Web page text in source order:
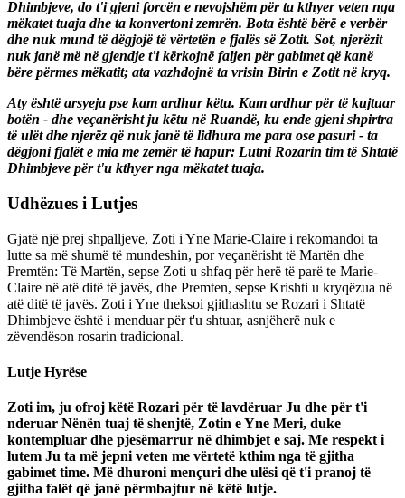
Dhimbjeve, do t'i gjeni forcën e nevojshëm për ta kthyer veten nga
mëkatet tuaja dhe ta konvertoni zemrën. Bota është bërë e verbër
dhe nuk mund të dëgjojë të vërtetën e fjalës së Zotit. Sot, njerëzit
nuk janë më në gjendje t'i kërkojnë faljen për gabimet që kanë
bëre përmes mëkatit; ata vazhdojnë ta vrisin Birin e Zotit në kryq.
Aty është arsyeja pse kam ardhur këtu. Kam ardhur për të kujtuar
botën - dhe veçanërisht ju këtu në Ruandë, ku ende gjeni shpirtra
të ulët dhe njerëz që nuk janë të lidhura me para ose pasuri - ta
dëgjoni fjalët e mia me zemër të hapur: Lutni Rozarin tim të Shtatë
Dhimbjeve për t'u kthyer nga mëkatet tuaja.
Udhëzues i Lutjes
Gjatë një prej shpalljeve, Zoti i Yne Marie-Claire i rekomandoi ta
lutte sa më shumë të mundeshin, por veçanërisht të Martën dhe
Premtën: Të Martën, sepse Zoti u shfaq për herë të parë te Marie-
Claire në atë ditë të javës, dhe Premten, sepse Krishti u kryqëzua në
atë ditë të javës. Zoti i Yne theksoi gjithashtu se Rozari i Shtatë
Dhimbjeve është i menduar për t'u shtuar, asnjëherë nuk e
zëvendëson rosarin tradicional.
Lutje Hyrëse
Zoti im, ju ofroj këtë Rozari për të lavdëruar Ju dhe për t'i
nderuar Nënën tuaj të shenjtë, Zotin e Yne Meri, duke
kontempluar dhe pjesëmarrur në dhimbjet e saj. Me respekt i
lutem Ju ta më jepni veten me vërtetë kthim nga të gjitha
gabimet time. Më dhuroni mençuri dhe ulësi që t'i pranoj të
gjitha falët që janë përmbajtur në këtë lutje.